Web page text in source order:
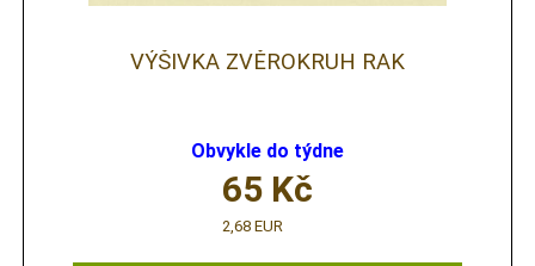
VÝŠIVKA ZVĚROKRUH RAK
Obvykle do týdne
65 Kč
2,68 EUR